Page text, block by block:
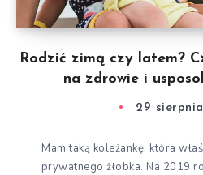
Rodzić zimą czy latem?
na zdrowie i
29
Mam taką koleżankę, która
prywatnego żłobka. Na 2019